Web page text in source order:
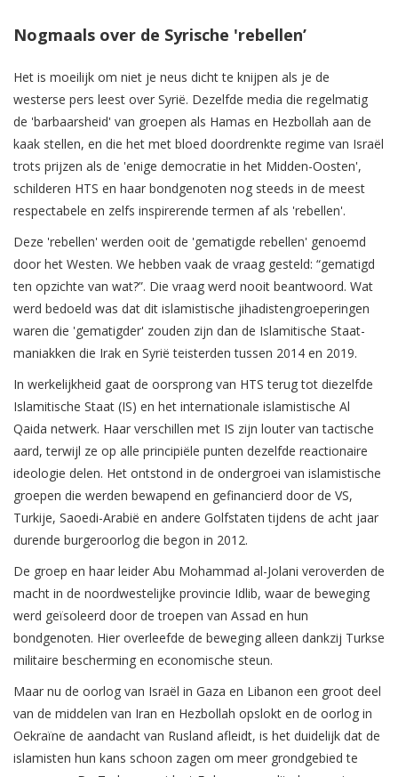
Nogmaals over de Syrische 'rebellen’
Het is moeilijk om niet je neus dicht te knijpen als je de
westerse pers leest over Syrië. Dezelfde media die regelmatig
de 'barbaarsheid' van groepen als Hamas en Hezbollah aan de
kaak stellen, en die het met bloed doordrenkte regime van Israël
trots prijzen als de 'enige democratie in het Midden-Oosten',
schilderen HTS en haar bondgenoten nog steeds in de meest
respectabele en zelfs inspirerende termen af als 'rebellen'.
Deze 'rebellen' werden ooit de 'gematigde rebellen' genoemd
door het Westen. We hebben vaak de vraag gesteld: “gematigd
ten opzichte van wat?”. Die vraag werd nooit beantwoord. Wat
werd bedoeld was dat dit islamistische jihadistengroeperingen
waren die 'gematigder' zouden zijn dan de Islamitische Staat-
maniakken die Irak en Syrië teisterden tussen 2014 en 2019.
In werkelijkheid gaat de oorsprong van HTS terug tot diezelfde
Islamitische Staat (IS) en het internationale islamistische Al
Qaida netwerk. Haar verschillen met IS zijn louter van tactische
aard, terwijl ze op alle principiële punten dezelfde reactionaire
ideologie delen. Het ontstond in de ondergroei van islamistische
groepen die werden bewapend en gefinancierd door de VS,
Turkije, Saoedi-Arabië en andere Golfstaten tijdens de acht jaar
durende burgeroorlog die begon in 2012.
De groep en haar leider Abu Mohammad al-Jolani veroverden de
macht in de noordwestelijke provincie Idlib, waar de beweging
werd geïsoleerd door de troepen van Assad en hun
bondgenoten. Hier overleefde de beweging alleen dankzij Turkse
militaire bescherming en economische steun.
Maar nu de oorlog van Israël in Gaza en Libanon een groot deel
van de middelen van Iran en Hezbollah opslokt en de oorlog in
Oekraïne de aandacht van Rusland afleidt, is het duidelijk dat de
islamisten hun kans schoon zagen om meer grondgebied te